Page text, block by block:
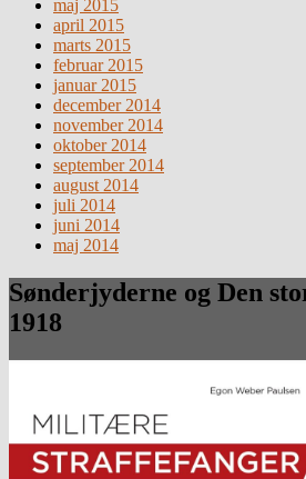
maj 2015
april 2015
marts 2015
februar 2015
januar 2015
december 2014
november 2014
oktober 2014
september 2014
august 2014
juli 2014
juni 2014
maj 2014
Sønderjyderne og Den
1918